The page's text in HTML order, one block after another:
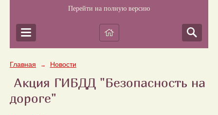
Перейти на полную версию
Главная → Новости
Акция ГИБДД "Безопасность на
дороге"